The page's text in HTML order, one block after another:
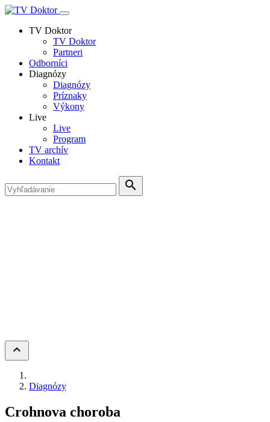
TV Doktor
TV Doktor
Partneri
Odborníci
Diagnózy
Diagnózy
Príznaky
Výkony
Live
Live
Program
TV archív
Kontakt
search
keyboard_arrow_up
Diagnózy
Crohnova choroba